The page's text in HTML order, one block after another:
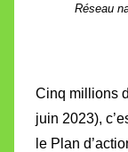
Réseau
Cinq millions
juin 2023),
le Plan